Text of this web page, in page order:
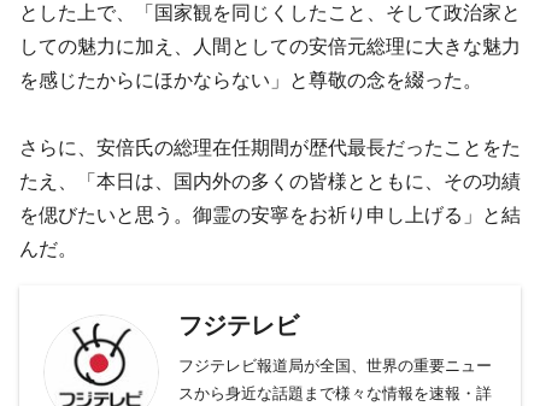
とした上で、「国家観を同じくしたこと、そして政治家と
しての魅力に加え、人間としての安倍元総理に大きな魅力
を感じたからにほかならない」と尊敬の念を綴った。
さらに、安倍氏の総理在任期間が歴代最長だったことをた
たえ、「本日は、国内外の多くの皆様とともに、その功績
を偲びたいと思う。御霊の安寧をお祈り申し上げる」と結
んだ。
フジテレビ
フジテレビ報道局が全国、世界の重要ニュー
スから身近な話題まで様々な情報を速報・詳